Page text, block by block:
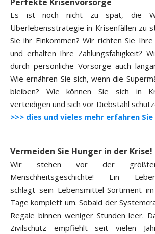
Es ist noch nicht zu spät, die
Überlebensstrategie in Krisenfällen zu
Sie ihr Einkommen? Wir richten Sie
und erhalten Ihre Zahlungsfähigkeit?
durch persönliche Vorsorge auch
Wie ernähren Sie sich, wenn die
bleiben? Wie können Sie sich in
verteidigen und sich vor Diebstahl
>>> dies und vieles mehr erfahren Sie
Vermeiden Sie Hunger in der Krise!
Wir stehen vor der
Menschheitsgeschichte! Ein
schlägt sein Lebensmittel-Sortiment
Tage komplett um. Sobald der
Regale binnen weniger Stunden leer.
Zivilschutz empfiehlt seit vielen